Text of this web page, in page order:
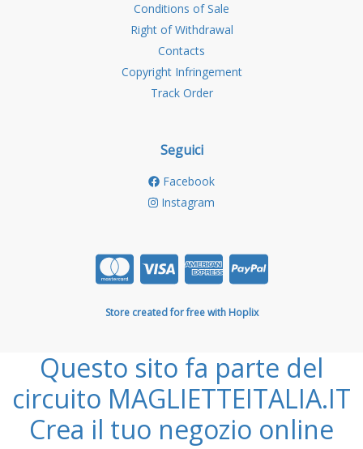
Conditions of Sale
Right of Withdrawal
Contacts
Copyright Infringement
Track Order
Seguici
Facebook
Instagram
Store created for free with Hoplix
Questo sito fa parte del
circuito MAGLIETTEITALIA.IT
Crea il tuo negozio online